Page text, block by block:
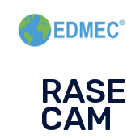
CAM